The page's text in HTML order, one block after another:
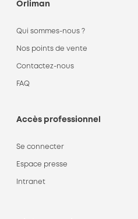
Orliman
Qui sommes-nous ?
Nos points de vente
Contactez-nous
FAQ
Accès professionnel
Se connecter
Espace presse
Intranet